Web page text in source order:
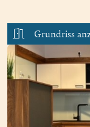
Grundriss